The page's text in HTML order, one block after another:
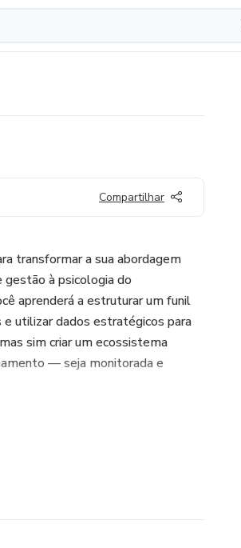
Compartilhar
transformar a sua abordagem
gestão à psicologia do
aprenderá a estruturar um funil
utilizar dados estratégicos para
sim criar um ecossistema
— seja monitorada e